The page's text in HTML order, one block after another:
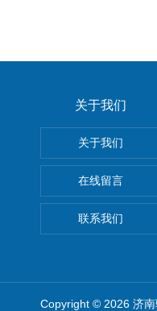
关于我们
关于我们
在线留言
联系我们
Copyright © 2026 济